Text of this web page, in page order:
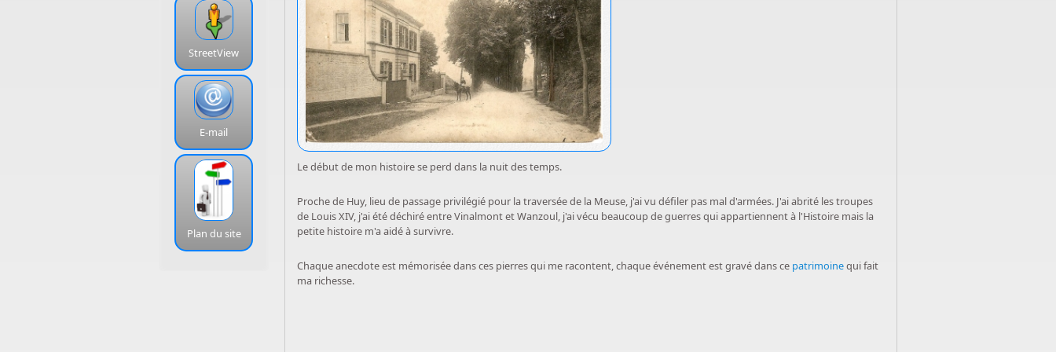
StreetView
E-mail
Plan du site
Le début de mon histoire se perd dans la nuit des temps.
Proche de Huy, lieu de passage privilégié pour la traversée de la Meuse, j'ai vu défiler pas mal d'armées. J'ai abrité les troupes
de Louis XIV, j'ai été déchiré entre Vinalmont et Wanzoul, j'ai vécu beaucoup de guerres qui appartiennent à l'Histoire mais la
petite histoire m'a aidé à survivre.
Chaque anecdote est mémorisée dans ces pierres qui me racontent, chaque événement est gravé dans ce patrimoinequi fait
ma richesse.